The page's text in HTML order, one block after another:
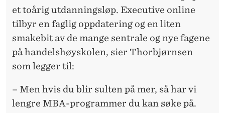
et toårig utdanningsløp. Executive online
tilbyr en faglig oppdatering og en liten
smakebit av de mange sentrale og nye fagene
på handelshøyskolen, sier Thorbjørnsen
som legger til:
– Men hvis du blir sulten på mer, så har vi
lengre MBA-programmer du kan søke på.